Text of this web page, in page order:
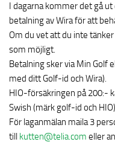
I dagarna kommer det gå
betalning av Wira för att
Om du vet att du inte
som möjligt.
Betalning sker via Min Golf
med ditt Golf-id och Wira).
HIO-försäkringen på 200:-
Swish (märk golf-id och
För laganmälan maila 3
till kutten@telia.com eller